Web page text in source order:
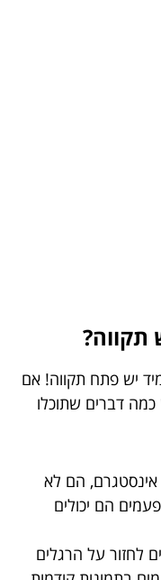
תקווה?
יש פתח תקווה! אם
דברים שתוכלו
הם לא
הם יכולים
לחזור על הרגלים